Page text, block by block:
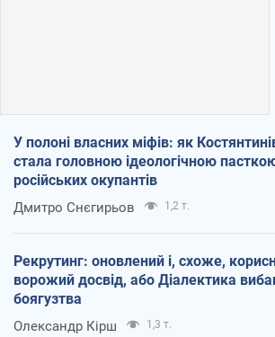
У полоні власних міфів: як
стала головною ідеологічною
російських окупантів
Дмитро Снєгирьов 1,2 т.
Рекрутинг: оновлений і, схоже,
ворожий досвід, або Діалектика
боягузтва
Олександр Кірш 1,3 т.